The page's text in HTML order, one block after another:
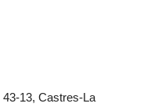
43-13, Castres-La